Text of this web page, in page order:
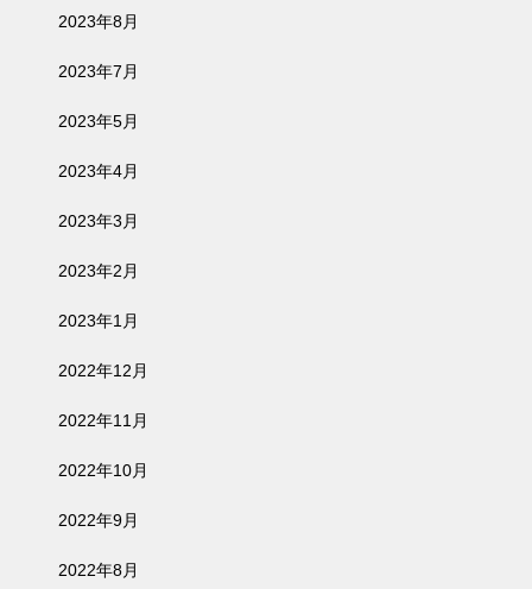
2023年8月
2023年7月
2023年5月
2023年4月
2023年3月
2023年2月
2023年1月
2022年12月
2022年11月
2022年10月
2022年9月
2022年8月